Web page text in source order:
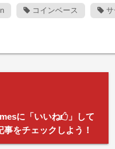
コインベース
に「いいね
」して
事をチェックしよう！